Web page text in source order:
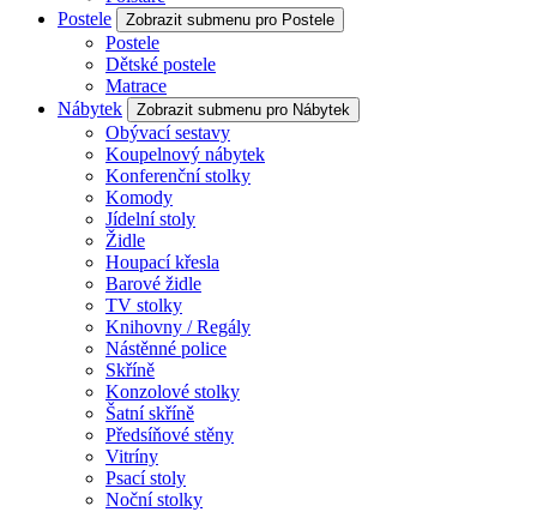
Postele
Zobrazit submenu pro Postele
Postele
Dětské postele
Matrace
Nábytek
Zobrazit submenu pro Nábytek
Obývací sestavy
Koupelnový nábytek
Konferenční stolky
Komody
Jídelní stoly
Židle
Houpací křesla
Barové židle
TV stolky
Knihovny / Regály
Nástěnné police
Skříně
Konzolové stolky
Šatní skříně
Předsíňové stěny
Vitríny
Psací stoly
Noční stolky